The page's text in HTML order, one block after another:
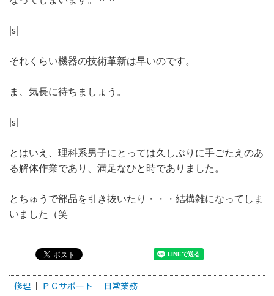
|s|
それくらい機器の技術革新は早いのです。
ま、気長に待ちましょう。
|s|
とはいえ、理科系男子にとっては久しぶりに手ごたえのあ
る解体作業であり、満足なひと時でありました。
とちゅうで部品を引き抜いたり・・・結構雑になってしま
いました（笑
修理 ＰＣサポート 日常業務